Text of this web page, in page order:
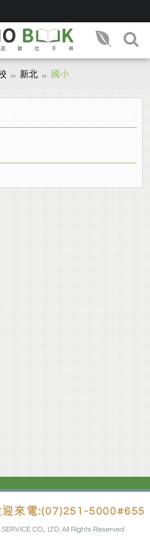
新北 國小
迎來電:(07)251-5000#655
CO., LTD. All Rights Reserved